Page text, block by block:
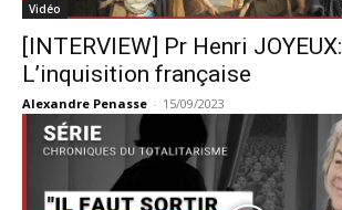
Vidéo
[INTERVIEW] Pr Henri JOYEUX:
L’inquisition française
Alexandre Penasse - 15/09/2023